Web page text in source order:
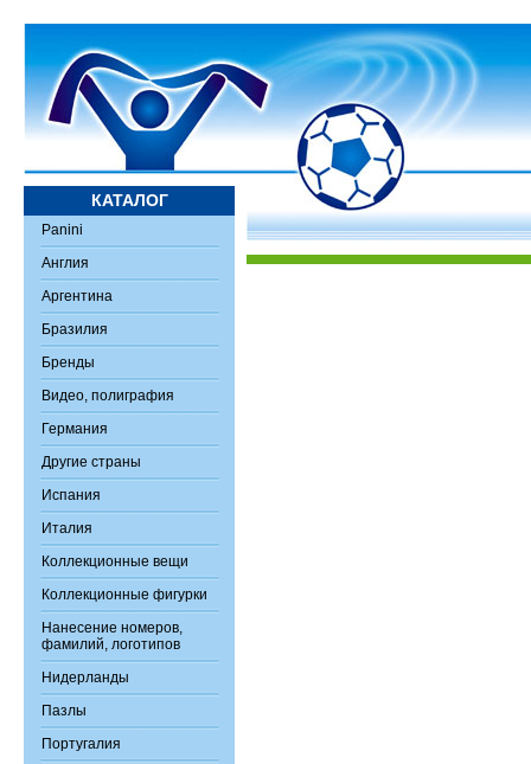
КАТАЛОГ
Panini
Англия
Аргентина
Бразилия
Бренды
Видео, полиграфия
Германия
Другие страны
Испания
Италия
Коллекционные вещи
Коллекционные фигурки
Нанесение номеров,
фамилий, логотипов
Нидерланды
Пазлы
Португалия